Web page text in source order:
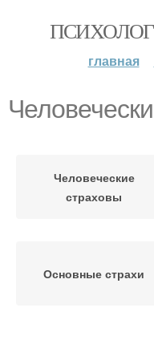
главная
Человеческие
страховы
Основные страхи